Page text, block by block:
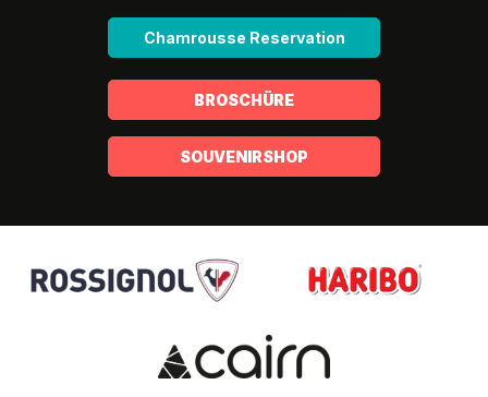
Chamrousse Reservation
BROSCHÜRE
SOUVENIRSHOP